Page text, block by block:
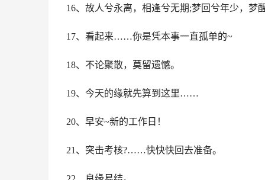
16、故人兮永离，相逢兮无期;梦回兮年少，
17、看起来……你是凭本事一直孤单的~
18、不论聚散，莫留遗憾。
19、今天的缘就先算到这里……
20、早安~新的工作日！
21、突击考核?……快快快回去准备。